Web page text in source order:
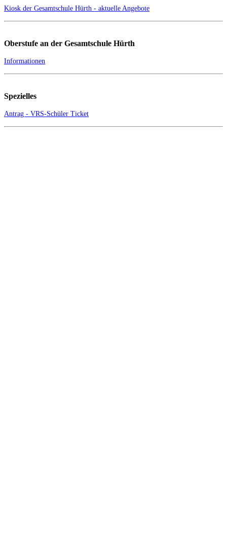
Kiosk der Gesamtschule Hürth - aktuelle Angebote
Oberstufe an der Gesamtschule Hürth
Informationen
Spezielles
Antrag - VRS-Schüler Ticket